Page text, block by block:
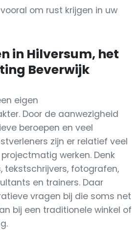
om rust krijgen in uw
in Hilversum, het
Beverwijk
eigen
Door de aanwezigheid
beroepen en veel
zijn er relatief veel
werken. Denk
tekstschrijvers, fotografen,
en trainers. Daar
vragen bij die soms net
bij een traditionele winkel of